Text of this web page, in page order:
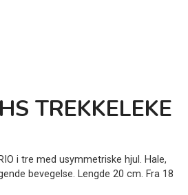
TREKKELEKE
i tre med usymmetriske hjul. Hale,
bevegelse. Lengde 20 cm. Fra 18